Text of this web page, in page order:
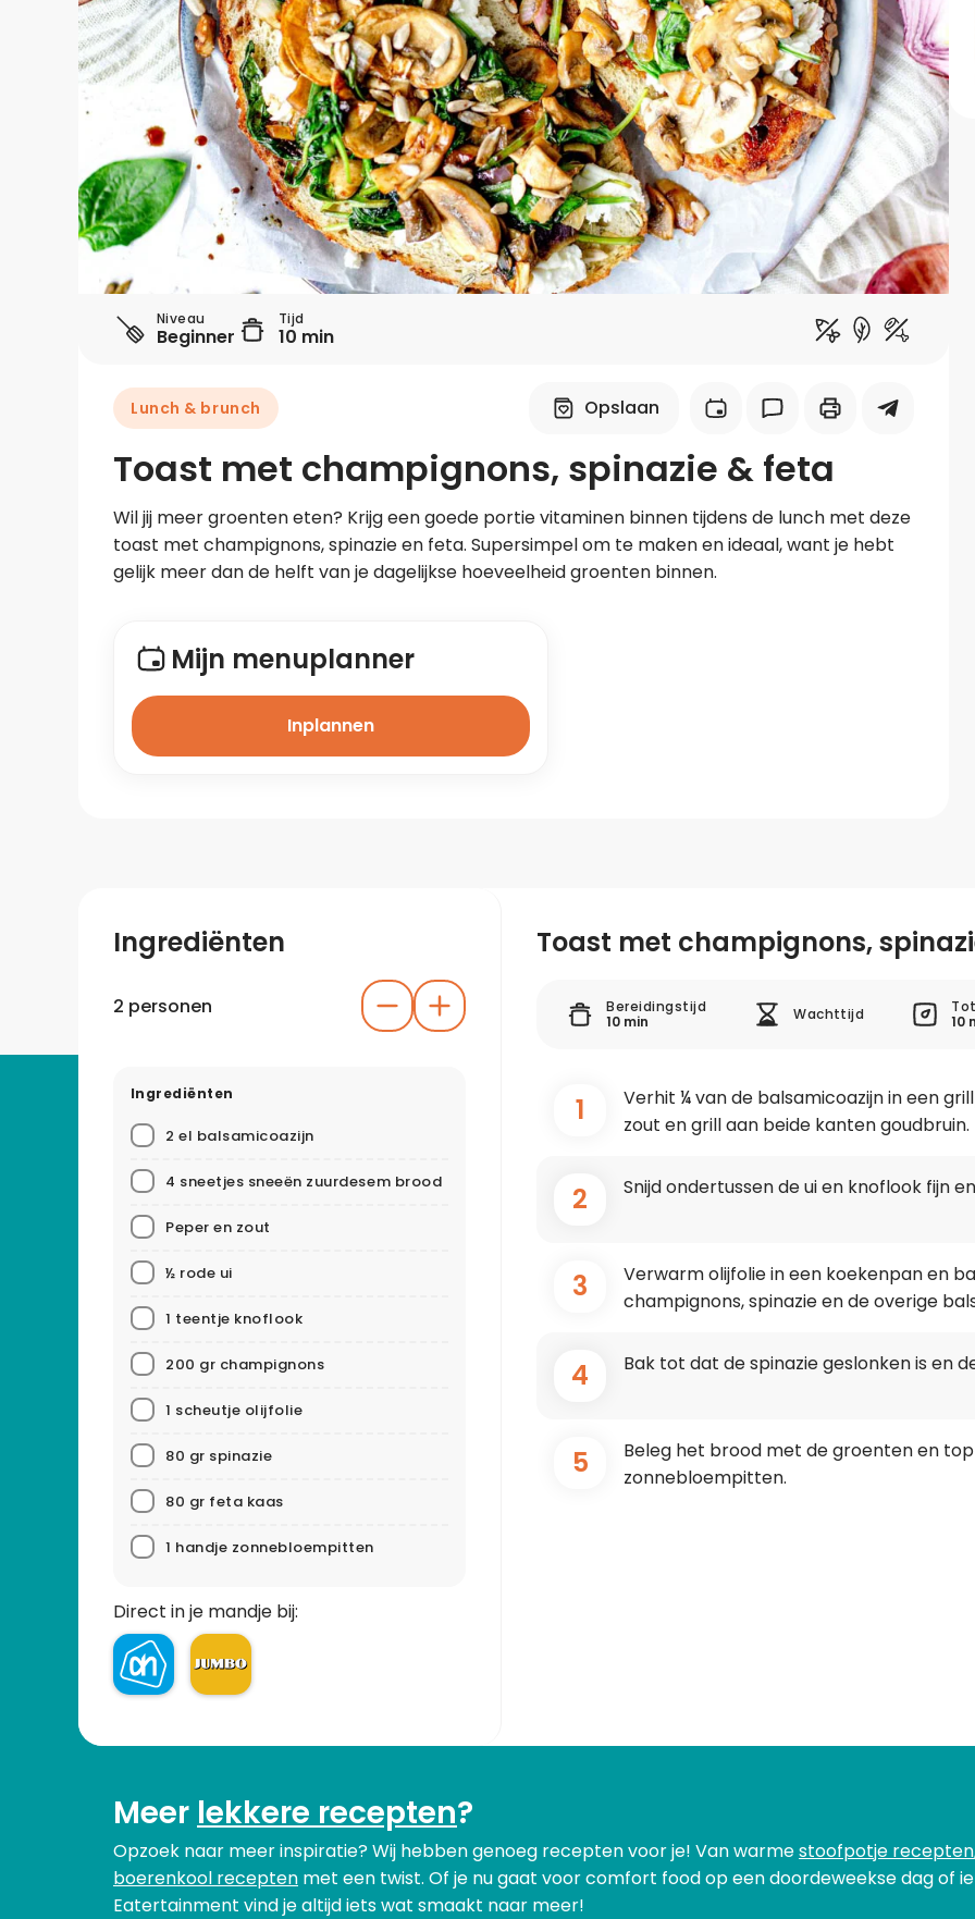
Midden-Oosters
Kooktips & blogs
Leer koken als een chef
Kooktips & blogs
Niveau
Beginner
Tijd
10 min
Lunch & brunch Opslaan
Toast met champignons, spinazie & feta
Wil jij meer groenten eten? Krijg een goede portie vitaminen binnen tijdens de lunch met deze
toast met champignons, spinazie en feta. Supersimpel om te maken en ideaal, want je hebt
gelijk meer dan de helft van je dagelijkse hoeveelheid groenten binnen.
Mijn menuplanner
Inplannen
Ingrediënten
2 personen
Ingrediënten
2 el balsamicoazijn
4 sneetjes sneeën zuurdesem brood
Peper en zout
½ rode ui
1 teentje knoflook
200 gr champignons
1 scheutje olijfolie
80 gr spinazie
80 gr feta kaas
1 handje zonnebloempitten
Direct in je mandje bij:
Toast met champignons,
Bereidingstijd
10 min
Wachttijd
10
1
Verhit ¼ van de balsamicoazijn in een
zout en grill aan beide kanten goudbruin.
2 Snijd ondertussen de ui en knoflook fijn
3
Verwarm olijfolie in een koekenpan en
champignons, spinazie en de overige
4 Bak tot dat de spinazie geslonken is en
5
Beleg het brood met de groenten en
zonnebloempitten.
Meer lekkere recepten?
Opzoek naar meer inspiratie? Wij hebben genoeg recepten voor je! Van warmestoofpotje recepten
boerenkool recepten met een twist. Of je nu gaat voor comfort food op een doordeweekse dag of
Eatertainment vind je altijd iets wat smaakt naar meer!